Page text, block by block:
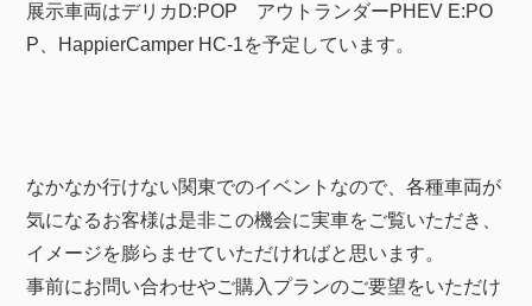
展示車両はデリカD:POP アウトランダーPHEV E:PO
P、HappierCamper HC-1を予定しています。
なかなか行けない関東でのイベントなので、各種車両が
気になるお客様は是非この機会に実車をご覧いただき、
イメージを膨らませていただければと思います。
事前にお問い合わせやご購入プランのご要望をいただけ